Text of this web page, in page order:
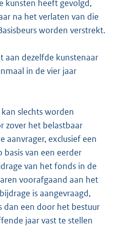
kunsten heeft gevolgd,
na het verlaten van die
worden verstrekt.
aan dezelfde kunstenaar
in de vier jaar
kan slechts worden
zover het belastbaar
aanvrager, exclusief een
basis van een eerder
van het fonds in de
voorafgaand aan het
is aangevraagd,
dan een door het bestuur
jaar vast te stellen